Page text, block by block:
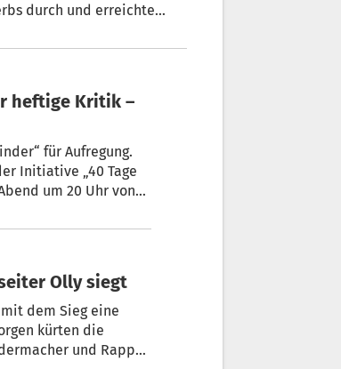
durch und erreichte
für Aufregung.
Initiative „40 Tage
um 20 Uhr von
Auf der Glocke
Olly siegt
dem Sieg eine
kürten die
und Rapper